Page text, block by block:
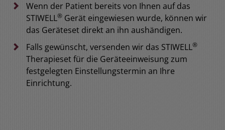
Wenn der Patient bereits von Ihnen auf das
STIWELL® Gerät eingewiesen wurde, können wir
das Geräteset direkt an ihn aushändigen.
Falls gewünscht, versenden wir das STIWELL®
Therapieset für die Geräteeinweisung zum
festgelegten Einstellungstermin an Ihre
Einrichtung.